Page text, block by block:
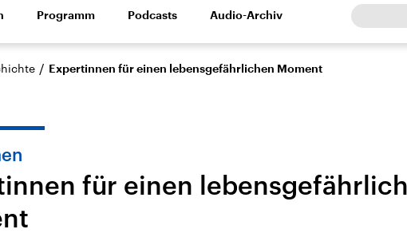
Wirtschaft Wissen Kultur Europa
Musik
USA
Aktuelle Beiträge,
Programm Podcasts Audio-Archiv
/ Expertinnen für einen lebensgefährlichen Moment
für einen